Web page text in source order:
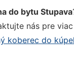
do bytu Stupava
nás pre
koberec do